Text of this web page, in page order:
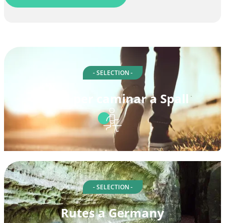
- SELECTION -
Rutes per caminar a Spall
- SELECTION -
Rutes a Germany